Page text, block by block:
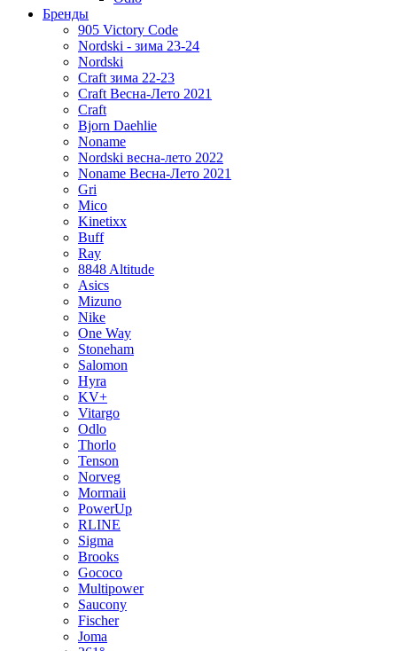
Бренды
905 Victory Code
Nordski - зима 23-24
Nordski
Craft зима 22-23
Craft Весна-Лето 2021
Craft
Bjorn Daehlie
Noname
Nordski весна-лето 2022
Noname Весна-Лето 2021
Gri
Mico
Kinetixx
Buff
Ray
8848 Altitude
Asics
Mizuno
Nike
One Way
Stoneham
Salomon
Hyra
KV+
Vitargo
Odlo
Thorlo
Tenson
Norveg
Mormaii
PowerUp
RLINE
Sigma
Brooks
Gococo
Multipower
Saucony
Fischer
Joma